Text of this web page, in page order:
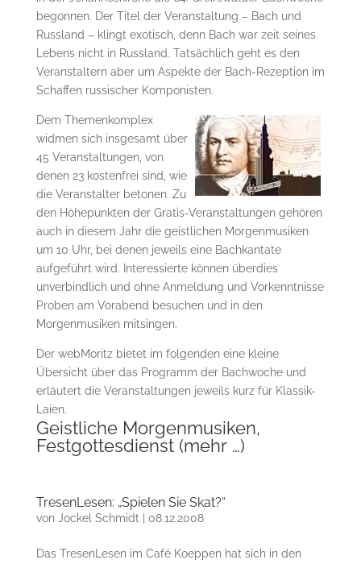
begonnen. Der Titel der Veranstaltung – Bach und
Russland – klingt exotisch, denn Bach war zeit seines
Lebens nicht in Russland. Tatsächlich geht es den
Veranstaltern aber um Aspekte der Bach-Rezeption im
Schaffen russischer Komponisten.
Dem Themenkomplex
widmen sich insgesamt über
45 Veranstaltungen, von
denen 23 kostenfrei sind, wie
die Veranstalter betonen. Zu
den Höhepunkten der Gratis-Veranstaltungen gehören
auch in diesem Jahr die geistlichen Morgenmusiken
um 10 Uhr, bei denen jeweils eine Bachkantate
aufgeführt wird. Interessierte können überdies
unverbindlich und ohne Anmeldung und Vorkenntnisse
Proben am Vorabend besuchen und in den
Morgenmusiken mitsingen.
Der webMoritz bietet im folgenden eine kleine
Übersicht über das Programm der Bachwoche und
erläutert die Veranstaltungen jeweils kurz für Klassik-
Laien.
Geistliche Morgenmusiken,
Festgottesdienst (mehr …)
TresenLesen: „Spielen Sie Skat?“
von Jockel Schmidt | 08.12.2008
Das TresenLesen im Café Koeppen hat sich in den